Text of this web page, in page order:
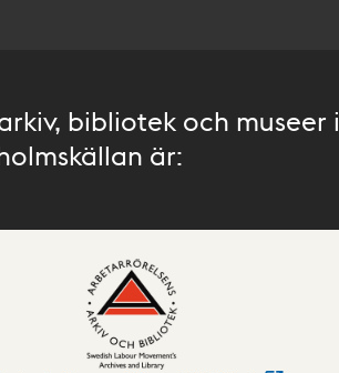
bibliotek och museer i
är: